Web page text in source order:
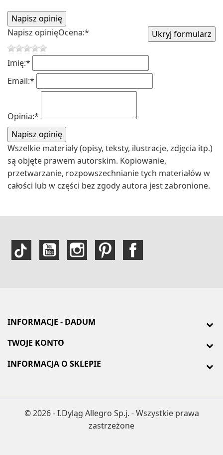
Napisz opinięOcena:*
Imię:*
Email:*
Opinia:*
Wszelkie materiały (opisy, teksty, ilustracje, zdjęcia itp.)
są objęte prawem autorskim. Kopiowanie,
przetwarzanie, rozpowszechnianie tych materiałów w
całości lub w części bez zgody autora jest zabronione.
INFORMACJE - DADUM
TWOJE KONTO
INFORMACJA O SKLEPIE
© 2026 - I.Dyląg Allegro Sp.j. - Wszystkie prawa
zastrzeżone